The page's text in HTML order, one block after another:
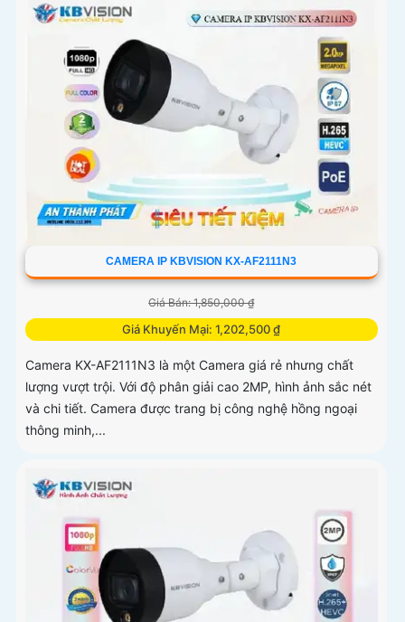
CAMERA IP KBVISION KX-AF2111N3
Giá Bán: 1,850,000 ₫
Giá Khuyến Mại: 1,202,500 ₫
Camera KX-AF2111N3 là một Camera giá rẻ nhưng chất
lượng vượt trội. Với độ phân giải cao 2MP, hình ảnh sắc nét
và chi tiết. Camera được trang bị công nghệ hồng ngoại
thông minh,...